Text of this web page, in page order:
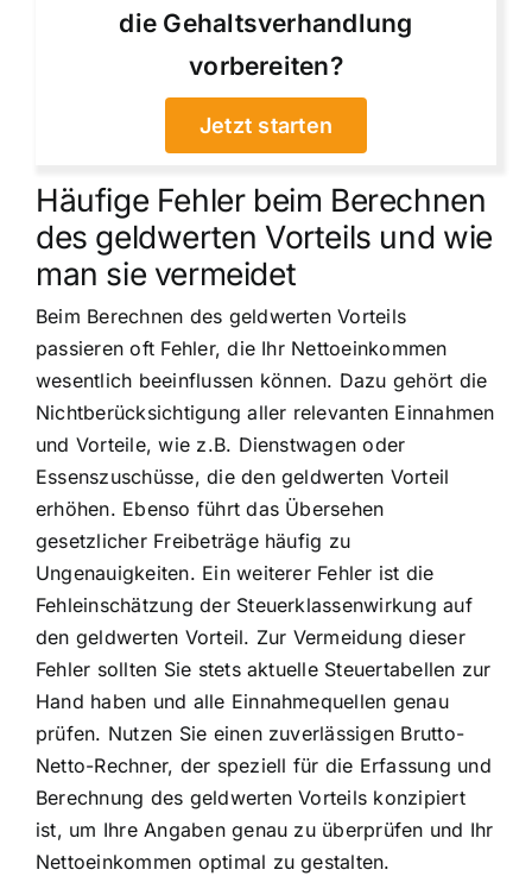
die Gehaltsverhandlung
vorbereiten?
Jetzt starten
Häufige Fehler beim Berechnen
des geldwerten Vorteils und wie
man sie vermeidet
Beim Berechnen des geldwerten Vorteils
passieren oft Fehler, die Ihr Nettoeinkommen
wesentlich beeinflussen können. Dazu gehört die
Nichtberücksichtigung aller relevanten Einnahmen
und Vorteile, wie z.B. Dienstwagen oder
Essenszuschüsse, die den geldwerten Vorteil
erhöhen. Ebenso führt das Übersehen
gesetzlicher Freibeträge häufig zu
Ungenauigkeiten. Ein weiterer Fehler ist die
Fehleinschätzung der Steuerklassenwirkung auf
den geldwerten Vorteil. Zur Vermeidung dieser
Fehler sollten Sie stets aktuelle Steuertabellen zur
Hand haben und alle Einnahmequellen genau
prüfen. Nutzen Sie einen zuverlässigen Brutto-
Netto-Rechner, der speziell für die Erfassung und
Berechnung des geldwerten Vorteils konzipiert
ist, um Ihre Angaben genau zu überprüfen und Ihr
Nettoeinkommen optimal zu gestalten.